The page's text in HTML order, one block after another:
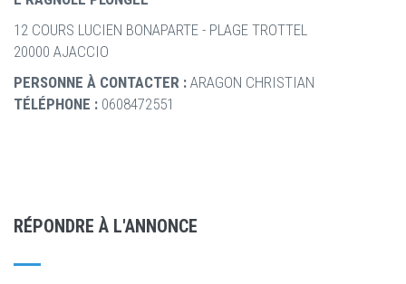
12 COURS LUCIEN BONAPARTE - PLAGE TROTTEL
20000 AJACCIO
PERSONNE À CONTACTER : ARAGON CHRISTIAN
TÉLÉPHONE : 0608472551
RÉPONDRE À L'ANNONCE